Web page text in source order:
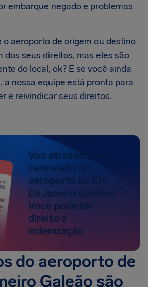
embarque negado e problemas
o aeroporto de origem ou destino
dos seus direitos, mas eles são
do local, ok? E se você ainda
a nossa equipe está pronta para
e reivindicar seus direitos.
Voo atrasado ou
cancelado no
aeroporto de Rio
De Janeiro Galeão?
Você pode ter
direito a
indenização
do aeroporto de
Galeão são